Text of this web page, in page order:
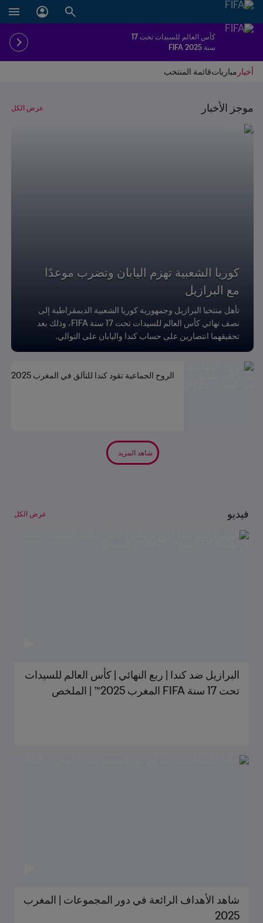
كأس العالم للسيدات تحت 17
سنة FIFA 2025
أخبار مبارياتقائمة المنتخب
موجز الأخبار عرض الكل
كوريا الشعبية تهزم اليابان وتضرب موعدًا
مع البرازيل
تأهل منتخبا البرازيل وجمهورية كوريا الشعبية الديمقراطية إلى
نصف نهائي كأس العالم للسيدات تحت 17 سنة FIFA، وذلك بعد
تحقيقهما انتصارين على حساب كندا واليابان على التوالي.
الروح الجماعية تقود كندا للتألق في المغرب 2025
شاهد المزيد
فيديو عرض الكل
البرازيل ضد كندا | ربع النهائي | كأس العالم للسيدات
تحت 17 سنة FIFA المغرب 2025™ | الملخص
شاهد الأهداف الرائعة في دور المجموعات | المغرب
2025